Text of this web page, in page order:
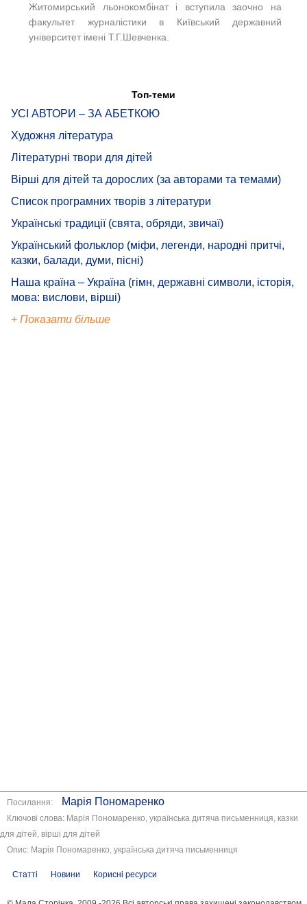
Житомирський льонокомбінат і вступила заочно на
факультет журналістики в Київський державний
університет імені Т.Г.Шевченка.
Топ-теми
УСІ АВТОРИ – ЗА АБЕТКОЮ
Художня література
Літературні твори для дітей
Вірші для дітей та дорослих (за авторами та темами)
Список програмних творів з літератури
Українські традиції (свята, обряди, звичаї)
Український фольклор (міфи, легенди, народні притчі,
казки, балади, думи, пісні)
Наша країна – Україна (гімн, державні символи, історія,
мова: вислови, вірші)
+ Показати більше
Посилання: Марія Пономаренко
Ключові слова: Марія Пономаренко, українська дитяча письменниця, казки
для дітей, вірші для дітей
Опис: Марія Пономаренко, українська дитяча письменниця
Статті Новини Корисні ресурси